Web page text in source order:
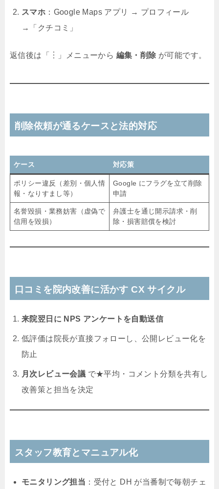
スマホ ：Google Maps アプリ → プロフィール
→「クチコミ」
返信後は「︙」メニューから 編集・削除 が可能です。
削除依頼が通るケースと法的対応
ケース 対応策
ポリシー違反（差別・個人情
報・なりすまし等）
Google にフラグを立て削除
申請
名誉毀損・業務妨害（虚偽で
信用を毀損）
弁護士を通じ開示請求・削
除・損害賠償を検討
口コミを院内改善に活かす CX サイクル
来院翌日に NPS アンケートを自動送信
低評価は院長が直接フォローし、公開レビュー化を
防止
月次レビュー会議 で★平均・コメント分類を共有し
改善策と担当を決定
スタッフ教育とマニュアル化
モニタリング担当 ：受付と DH が当番制で毎朝チェ